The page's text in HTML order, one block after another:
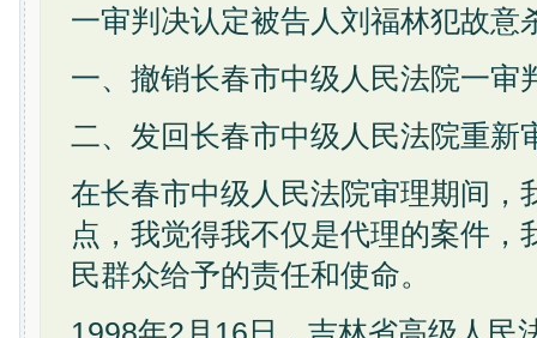
一审判决认定被告人刘福林犯故意
一、撤销长春市中级人民法院一审
二、发回长春市中级人民法院重新
在长春市中级人民法院审理期间，
点，我觉得我不仅是代理的案件，
民群众给予的责任和使命。